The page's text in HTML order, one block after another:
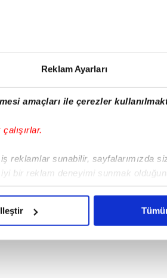
Reklam Ayarları
amaçları ile çerezler
sunabilir, sayfalarımızda
bir reklam deneyimi sunmak
ve bu noktada, reklamların
var"
PYD
bizim için